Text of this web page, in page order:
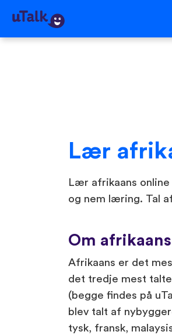
Lær
Lær afrikaans
og nem læring. Tal
Om afrikaans
Afrikaans er det
det tredje mest
(begge findes på
blev talt af
tysk, fransk,